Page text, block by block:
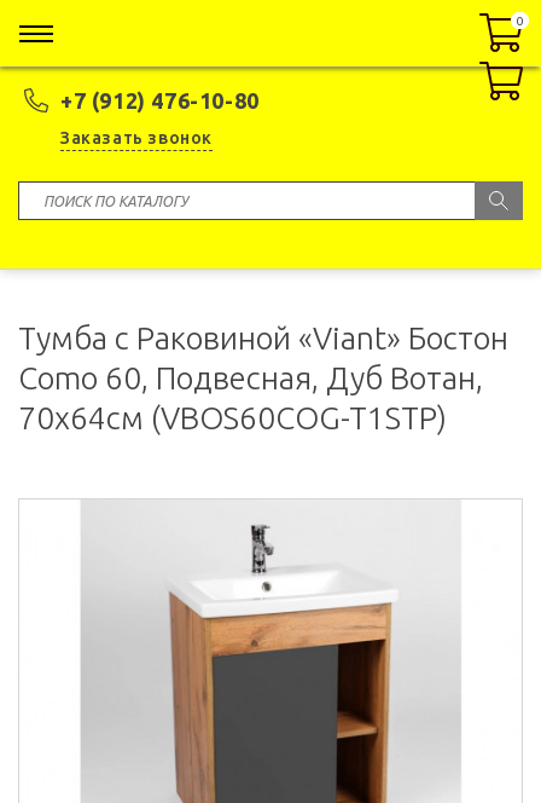
+7 (912) 476-10-80
Заказать звонок
0
0
Тумба с Раковиной «Viant» Бостон
Como 60, Подвесная, Дуб Вотан,
70x64см (VBOS60COG-T1STP)